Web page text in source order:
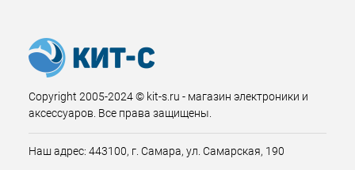
Copyright 2005-2024 © kit-s.ru - магазин электроники и
аксессуаров. Все права защищены.
Наш адрес: 443100, г. Самара, ул. Самарская, 190